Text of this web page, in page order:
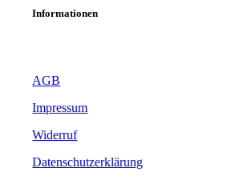
Informationen
AGB
Impressum
Widerruf
Datenschutzerklärung